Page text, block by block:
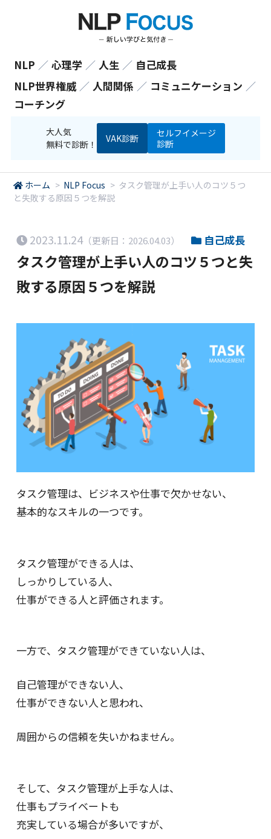
NLP ／ 心理学 ／ 人生 ／ 自己成長
NLP世界権威 ／ 人間関係 ／ コミュニケーション ／
コーチング
大人気
無料で診断！
VAK診断
セルフイメージ
診断
ホーム > NLP Focus > タスク管理が上手い人のコツ５つ
と失敗する原因５つを解説
2023.11.24（更新日：2026.04.03） 自己成長
タスク管理が上手い人のコツ５つと失
敗する原因５つを解説
タスク管理は、ビジネスや仕事で欠かせない、
基本的なスキルの一つです。
タスク管理ができる人は、
しっかりしている人、
仕事ができる人と評価されます。
一方で、タスク管理ができていない人は、
自己管理ができない人、
仕事ができない人と思われ、
周囲からの信頼を失いかねません。
そして、タスク管理が上手な人は、
仕事もプライベートも
充実している場合が多いですが、